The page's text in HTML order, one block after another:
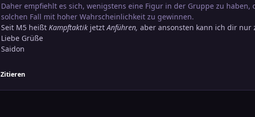
Daher empfiehlt es sich, wenigstens eine Figur in der Gruppe zu
solchen Fall mit hoher Wahrscheinlichkeit zu gewinnen.
Seit M5 heißt Kampftaktik jetzt Anführen, aber ansonsten kann ich dir nur
Liebe Grüße
Saidon
Zitieren